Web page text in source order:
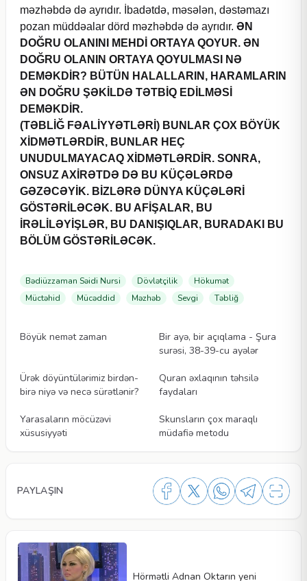
məzhəbdə də ayrıdır. İbadətdə, məsələn, dəstəmazı
pozan müddəalar dörd məzhəbdə də ayrıdır. ƏN
DOĞRU OLANINI MEHDİ ORTAYA QOYUR. ƏN
DOĞRU OLANIN ORTAYA QOYULMASI NƏ
DEMƏKDİR? BÜTÜN HALALLARIN, HARAMLARIN
ƏN DOĞRU ŞƏKİLDƏ TƏTBİQ EDİLMƏSİ
DEMƏKDİR.
(TƏBLİĞ FƏALİYYƏTLƏRİ) BUNLAR ÇOX BÖYÜK
XİDMƏTLƏRDİR, BUNLAR HEÇ
UNUDULMAYACAQ XİDMƏTLƏRDİR. SONRA,
ONSUZ AXİRƏTDƏ DƏ BU KÜÇƏLƏRDƏ
GƏZƏCƏYİK. BİZLƏRƏ DÜNYA KÜÇƏLƏRİ
GÖSTƏRİLƏCƏK. BU AFİŞALAR, BU
İRƏLİLƏYİŞLƏR, BU DANIŞIQLAR, BURADAKI BU
BÖLÜM GÖSTƏRİLƏCƏK.
Bədiüzzaman Səidi Nursi Dövlətçilik
Hökumət
Müctəhid
Mücəddid Məzhəb Sevgi Təbliğ
Böyük nemət zaman
Bir ayə, bir açıqlama - Şura
surəsi, 38-39-cu ayələr
Ürək döyüntülərimiz birdən-
birə niyə və necə sürətlənir?
Quran əxlaqının təhsilə
faydaları
Yarasaların möcüzəvi
xüsusiyyəti
Skunsların çox maraqlı
müdafiə metodu
PAYLAŞIN
Hörmətli Adnan Oktarın yeni